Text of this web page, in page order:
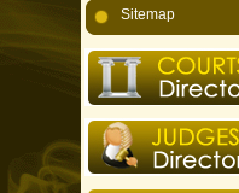
Sitemap